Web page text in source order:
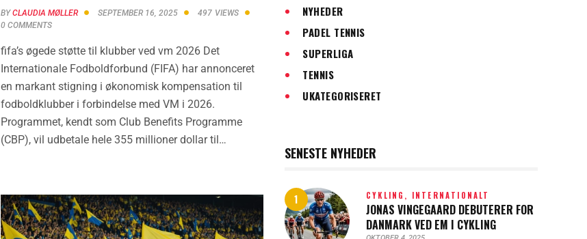
BYCLAUDIA MØLLER SEPTEMBER 16, 2025 497 VIEWS
0 COMMENTS
fifa’s øgede støtte til klubber ved vm 2026 Det
Internationale Fodboldforbund (FIFA) har annonceret
en markant stigning i økonomisk kompensation til
fodboldklubber i forbindelse med VM i 2026.
Programmet, kendt som Club Benefits Programme
(CBP), vil udbetale hele 355 millioner dollar til…
NYHEDER
PADEL TENNIS
SUPERLIGA
TENNIS
UKATEGORISERET
SENESTE NYHEDER
CYKLING, INTERNATIONALT
JONAS VINGEGAARD DEBUTERER FOR
DANMARK VED EM I CYKLING